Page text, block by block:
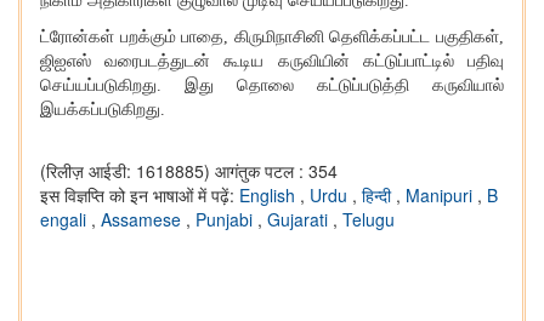
ட்ரோன்கள் பறக்கும் பாதை, கிருமிநாசினி தெளிக்கப்பட்ட பகுதிகள்,
ஜிஐஎஸ் வரைபடத்துடன் கூடிய கருவியின் கட்டுப்பாட்டில் பதிவு
செய்யப்படுகிறது. இது தொலை கட்டுப்படுத்தி கருவியால்
இயக்கப்படுகிறது.
(रिलीज़ आईडी: 1618885) आगंतुक पटल : 354
इस विज्ञप्ति को इन भाषाओं में पढ़ें: English , Urdu , हिन्दी , Manipuri , B
engali , Assamese , Punjabi , Gujarati , Telugu